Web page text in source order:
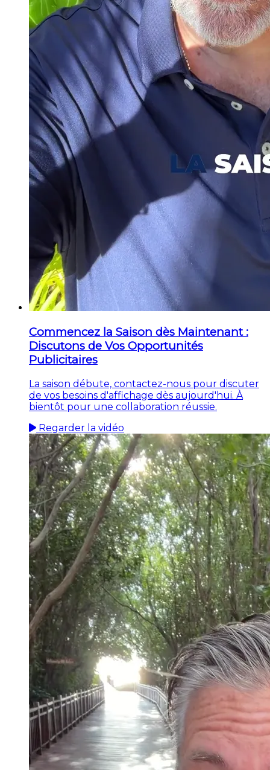
Commencez la Saison dès Maintenant :
Discutons de Vos Opportunités
Publicitaires
La saison débute, contactez-nous pour discuter
de vos besoins d'affichage dès aujourd'hui. À
bientôt pour une collaboration réussie.
Regarder la vidéo